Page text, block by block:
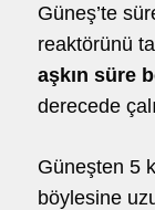
Güneş’te
reaktörünü
aşkın süre
derecede
Güneşten 5
böylesine